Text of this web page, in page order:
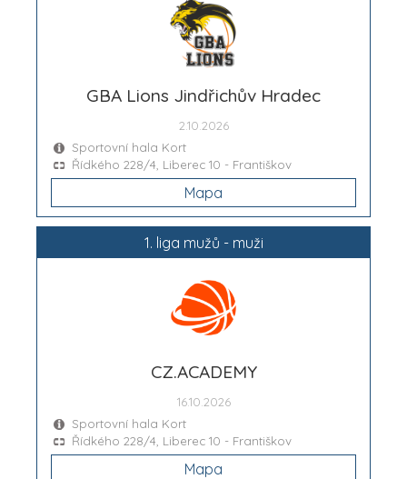
GBA Lions Jindřichův Hradec
2.10.2026
Sportovní hala Kort
Řídkého 228/4, Liberec 10 - Františkov
Mapa
1. liga mužů - muži
CZ.ACADEMY
16.10.2026
Sportovní hala Kort
Řídkého 228/4, Liberec 10 - Františkov
Mapa